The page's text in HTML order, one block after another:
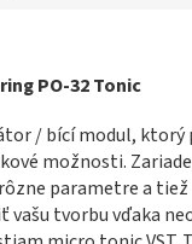
PO-32 Tonic
/ bící modul, ktorý
možnosti.
parametre a
vašu tvorbu vďaka